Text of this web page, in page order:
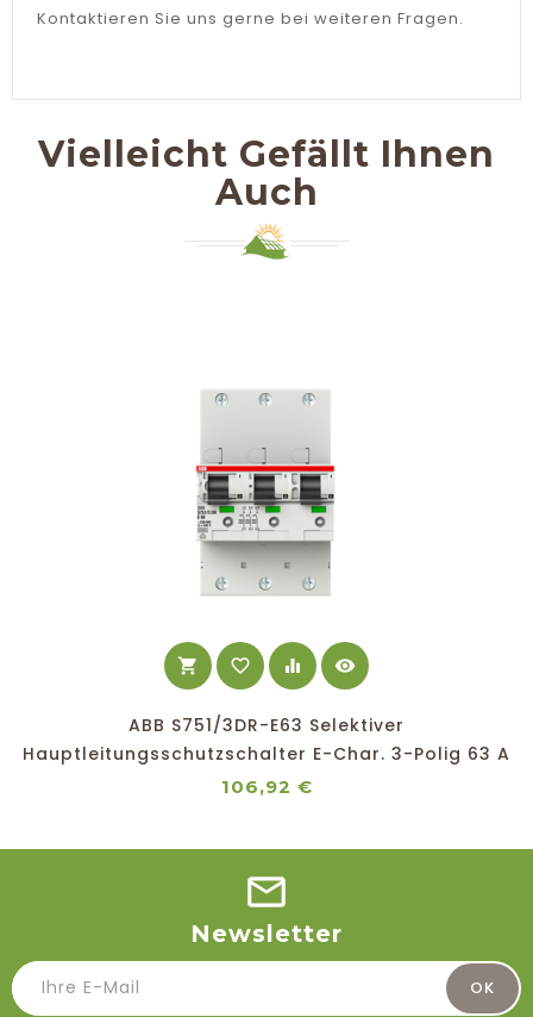
Kontaktieren Sie uns gerne bei weiteren Fragen.
Vielleicht Gefällt Ihnen
Auch
shopping_cart favorite_border equalizer visibility
ABB S751/3DR-E63 Selektiver
Hauptleitungsschutzschalter E-Char. 3-Polig 63 A
25 KA
106,92 €Preis
Newsletter